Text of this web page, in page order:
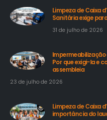
Limpeza de Caixa
Sanitária exige
31 de julho de 2026
Impermeabilização
Por que exigi-la e
assembleia
23 de julho de 2026
Limpeza de Caixa
importância do